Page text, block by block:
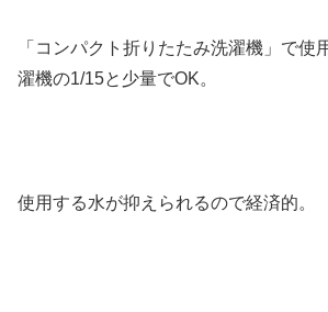
「コンパクト折りたたみ洗濯機」で使
濯機の1/15と少量でOK。
使用する水が抑えられるので経済的。